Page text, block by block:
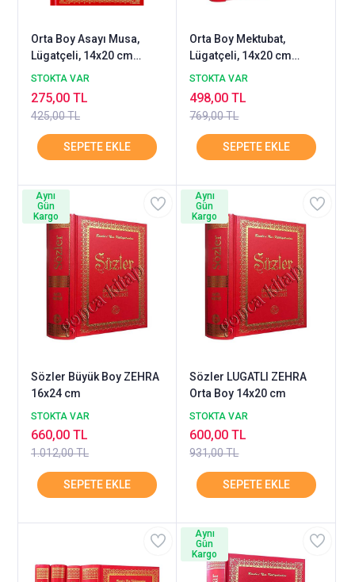
Orta Boy Asayı Musa,
Lügatçeli, 14x20 cm
ZEHRA
STOKTA VAR
425,00 TL
275,00 TL
Orta Boy Mektubat,
Lügatçeli, 14x20 cm
ZEHRA
STOKTA VAR
769,00 TL
498,00 TL
Sözler Büyük Boy ZEHRA
16x24 cm
STOKTA VAR
1.012,00 TL
660,00 TL
Aynı
Gün
Kargo
Sözler LUGATLI ZEHRA
Orta Boy 14x20 cm
STOKTA VAR
931,00 TL
600,00 TL
Aynı
Gün
Kargo
Aynı
Gün
Kargo